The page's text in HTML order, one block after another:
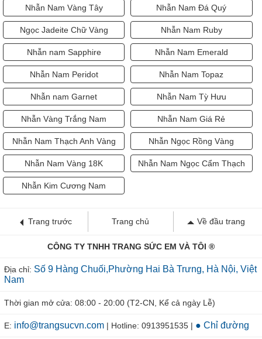
Nhẫn Nam Vàng Tây Nhẫn Nam Đá Quý
Ngọc Jadeite Chữ Vàng Nhẫn Nam Ruby
Nhẫn nam Sapphire Nhẫn Nam Emerald
Nhẫn Nam Peridot Nhẫn Nam Topaz
Nhẫn nam Garnet Nhẫn Nam Tỳ Hưu
Nhẫn Vàng Trắng Nam Nhẫn Nam Giá Rẻ
Nhẫn Nam Thạch Anh Vàng Nhẫn Ngọc Rồng Vàng
Nhẫn Nam Vàng 18K Nhẫn Nam Ngọc Cẩm Thạch
Nhẫn Kim Cương Nam
Trang trước Trang chủ Về đầu trang
CÔNG TY TNHH TRANG SỨC EM VÀ TÔI ®
Địa chỉ: Số 9 Hàng Chuối,Phường Hai Bà Trưng, Hà Nội, Việt
Nam
Thời gian mở cửa: 08:00 - 20:00 (T2-CN, Kể cả ngày Lễ)
E: info@trangsucvn.com | Hotline: 0913951535 | ● Chỉ đường